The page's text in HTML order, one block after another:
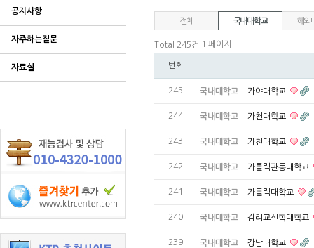
공지사항
자주하는질문
자료실
전체 국내대학교 해외
Total 245건 1 페이지
번호
245 국내대학교 가야대학교
244 국내대학교 가천대학교
243 국내대학교 가천대학교
242 국내대학교 가톨릭관동대학교
241 국내대학교 가톨릭대학교
240 국내대학교 감리교신학대학교
239 국내대학교 강남대학교